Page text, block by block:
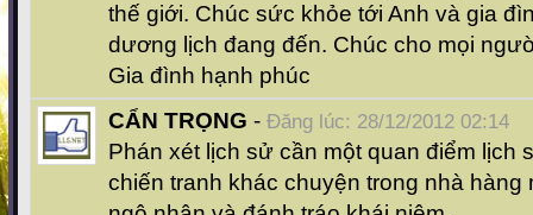
thế giới. Chúc sức khỏe tới Anh và gia
dương lịch đang đến. Chúc cho mọi
Gia đình hạnh phúc
CẨN TRỌNG - Đăng lúc: 28/12/2012 02:14
Phán xét lịch sử cần một quan điểm lịch
chiến tranh khác chuyện trong nhà hàng